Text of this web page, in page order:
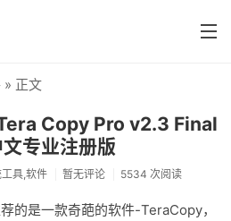
分类
&系统工具
硬件测评
» 正文
Copy Pro v2.3 Final
专业注册版
具, 软件 暂无评论 5534 次阅读
的是一款奇葩的软件-TeraCopy，